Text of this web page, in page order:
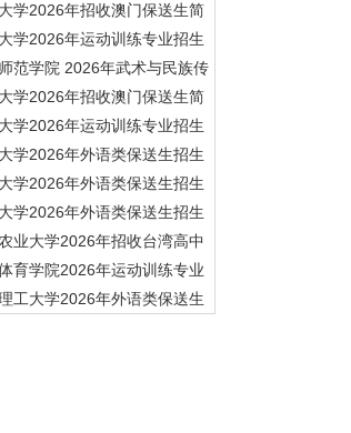
学2026年招收澳门保送生简
学2026年运动训练专业招生
范学院 2026年武术与民族传
学2026年招收澳门保送生简
学2026年运动训练专业招生
学2026年外语类保送生招生
学2026年外语类保送生招生
学2026年外语类保送生招生
业大学2026年招收台湾高中
育学院2026年运动训练专业
工大学2026年外语类保送生